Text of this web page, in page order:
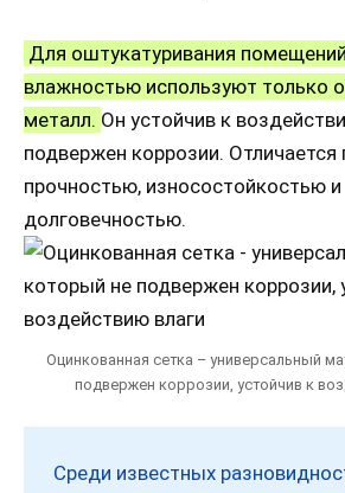
Для оштукатуривания
влажностью используют только
металл. Он устойчив к
подвержен коррозии.
прочностью, износостойкостью и
долговечностью.
Оцинкованная сетка – универсальный
подвержен коррозии, устойчив к
Среди известных